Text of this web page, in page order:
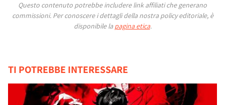
Questo contenuto potrebbe includere link affiliati che generano
commissioni. Per conoscere i dettagli della nostra policy editoriale, è
disponibile la pagina etica.
TI POTREBBE INTERESSARE